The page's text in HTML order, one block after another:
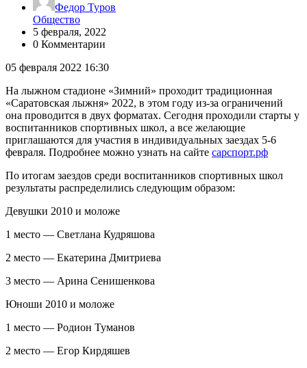
Федор Туров
Общество
5 февраля, 2022
0 Комментарии
05 февраля 2022 16:30
На лыжном стадионе «Зимний» проходит традиционная
«Саратовская лыжня» 2022, в этом году из-за ограничений
она проводится в двух форматах. Сегодня проходили старты у
воспитанников спортивных школ, а все желающие
приглашаются для участия в индивидуальных заездах 5-6
февраля. Подробнее можно узнать на сайте сарспорт.рф
По итогам заездов среди воспитанников спортивных школ
результаты распределились следующим образом:
Девушки 2010 и моложе
1 место — Светлана Кудряшова
2 место — Екатерина Дмитриева
3 место — Арина Сенишенкова
Юноши 2010 и моложе
1 место — Родион Туманов
2 место — Егор Кирдяшев